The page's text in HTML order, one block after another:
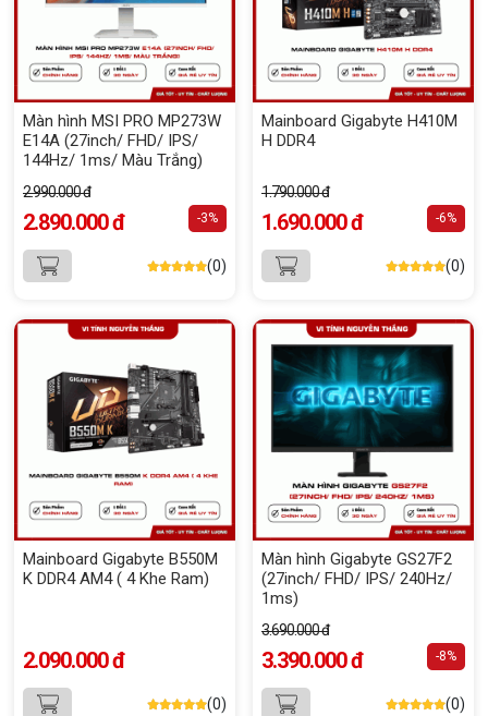
Màn hình MSI PRO MP273W
E14A (27inch/ FHD/ IPS/
144Hz/ 1ms/ Màu Trắng)
2.990.000 đ
2.890.000 đ -3%
(0)
Mainboard Gigabyte H410M
H DDR4
1.790.000 đ
1.690.000 đ -6%
(0)
Mainboard Gigabyte B550M
K DDR4 AM4 ( 4 Khe Ram)
2.090.000 đ
(0)
Màn hình Gigabyte GS27F2
(27inch/ FHD/ IPS/ 240Hz/
1ms)
3.690.000 đ
3.390.000 đ -8%
(0)